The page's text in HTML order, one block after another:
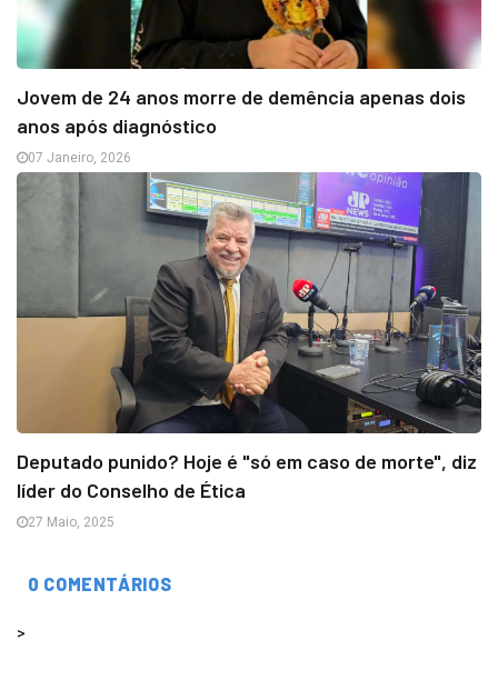
Jovem de 24 anos morre de demência apenas dois
anos após diagnóstico
07 Janeiro, 2026
Deputado punido? Hoje é "só em caso de morte", diz
líder do Conselho de Ética
27 Maio, 2025
0 COMENTÁRIOS
>